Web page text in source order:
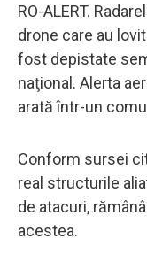
RO-ALERT.
drone care au
fost depistate
naţional. Alerta
arată într-un
Conform sursei
real structurile
de atacuri,
acestea.